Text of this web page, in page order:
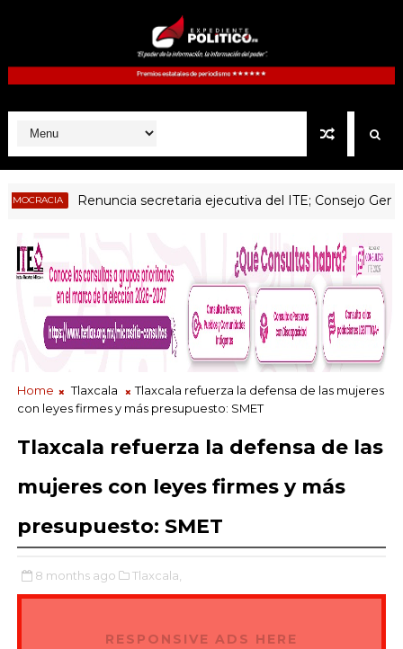
Renuncia secretaria ejecutiva del ITE; Consejo General sin
Home Tlaxcala
Tlaxcala refuerza la defensa de las mujeres
con leyes firmes y más presupuesto: SMET
Tlaxcala refuerza la defensa de las
mujeres con leyes firmes y más
presupuesto: SMET
8 months ago Tlaxcala,
RESPONSIVE ADS HERE